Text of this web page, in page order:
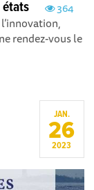
364
états
rendez-vous le
JAN.
26
2023